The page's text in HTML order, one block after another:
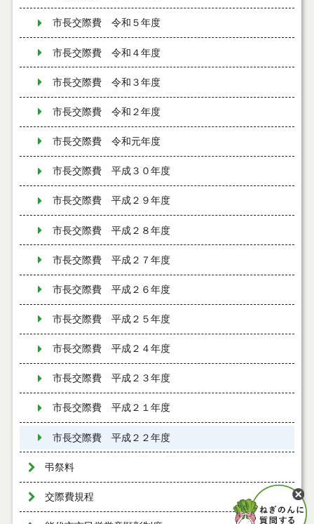
市長交際費 令和５年度
市長交際費 令和４年度
市長交際費 令和３年度
市長交際費 令和２年度
市長交際費 令和元年度
市長交際費 平成３０年度
市長交際費 平成２９年度
市長交際費 平成２８年度
市長交際費 平成２７年度
市長交際費 平成２６年度
市長交際費 平成２５年度
市長交際費 平成２４年度
市長交際費 平成２３年度
市長交際費 平成２１年度
市長交際費 平成２２年度
弔祭料
交際費規程